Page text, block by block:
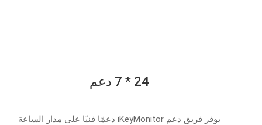
24 * 7 دعم
يوفر فريق دعم iKeyMonitor دعمًا فنيًا على مدار الساعة